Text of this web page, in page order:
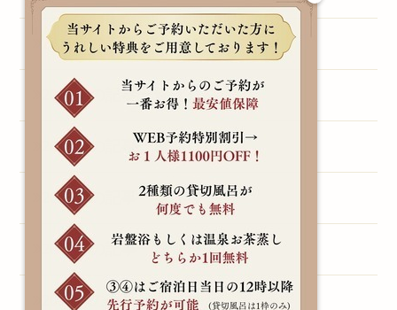
2015年の記事一覧（1）
2014年の記事一覧（3）
2013年の記事一覧（1）
2011年の記事一覧（1）
2010年の記事一覧（1）
2009年の記事一覧（1）